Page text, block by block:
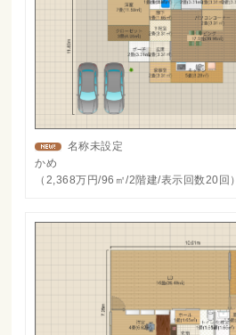
名称未設定
かめ
（2,368万円/96㎡/2階建/表示回数20回）